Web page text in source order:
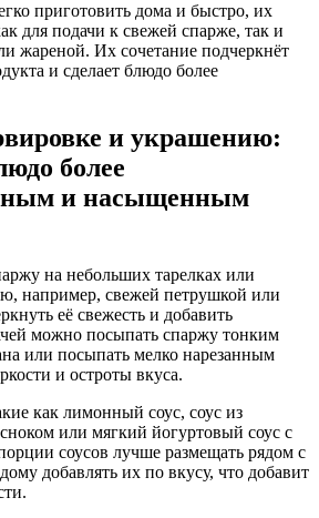
приготовить дома и быстро, их
для подачи к свежей спарже, так и
жареной. Их сочетание подчеркнёт
и сделает блюдо более
и украшению:
более
и насыщенным
на небольших тарелках или
например, свежей петрушкой или
её свежесть и добавить
можно посыпать спаржу тонким
или посыпать мелко нарезанным
и остроты вкуса.
как лимонный соус, соус из
или мягкий йогуртовый соус с
соусов лучше размещать рядом с
добавлять их по вкусу, что добавит